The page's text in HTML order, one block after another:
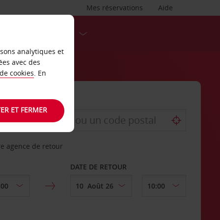
Aide
Mes réservations
agence de retour
DATE DE RETOUR
analytiques et
avec des
cookies. En
ET FERMER